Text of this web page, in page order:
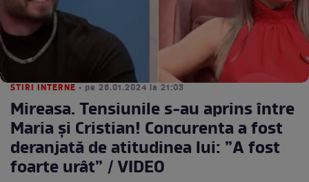
STIRI INTERNE • pe 26.01.2024 la 21:03
Mireasa. Tensiunile s-au aprins între
Maria și Cristian! Concurenta a fost
deranjată de atitudinea lui: ”A fost
foarte urât” / VIDEO